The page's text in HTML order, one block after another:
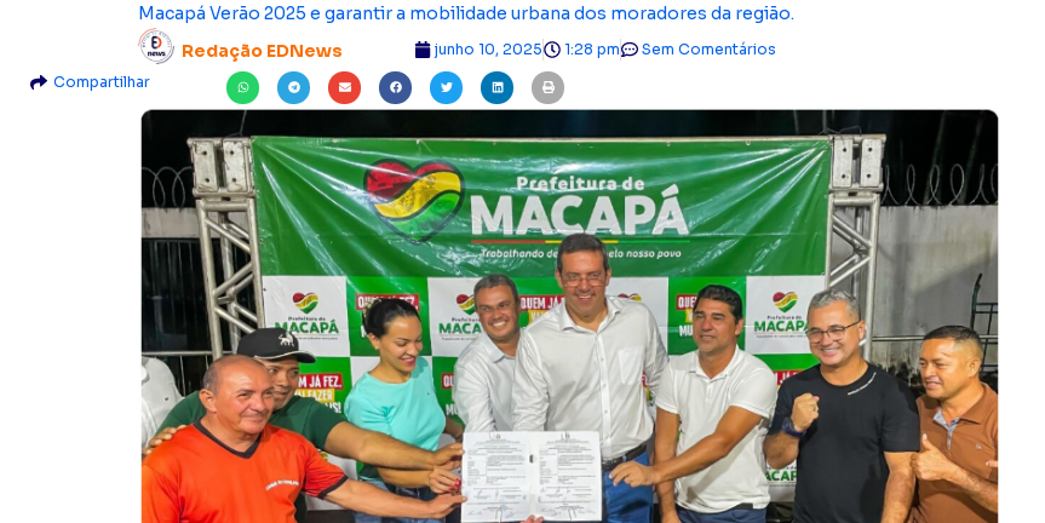
Macapá Verão 2025 e garantir a mobilidade urbana dos moradores da região.
Redação EDNews
junho 10, 2025 1:28 pm
Sem Comentários
Compartilhar